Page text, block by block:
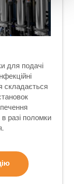
для подачі
складається
разі поломки